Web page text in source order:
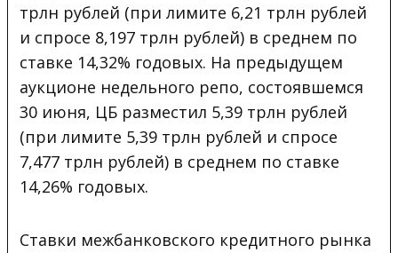
трлн рублей (при лимите 6,21 трлн рублей
и спросе 8,197 трлн рублей) в среднем по
ставке 14,32% годовых. На предыдущем
аукционе недельного репо, состоявшемся
30 июня, ЦБ разместил 5,39 трлн рублей
(при лимите 5,39 трлн рублей и спросе
7,477 трлн рублей) в среднем по ставке
14,26% годовых.
Ставки межбанковского кредитного рынка